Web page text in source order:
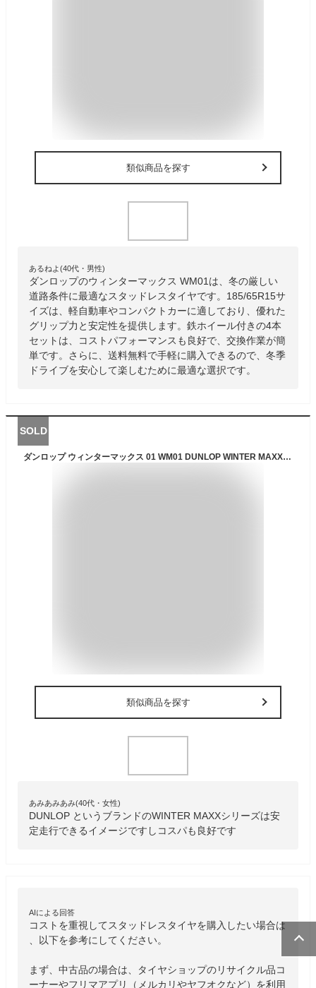
類似商品を探す
あるねよ(40代・男性)
ダンロップのウィンターマックス WM01は、冬の厳しい
道路条件に最適なスタッドレスタイヤです。185/65R15サ
イズは、軽自動車やコンパクトカーに適しており、優れた
グリップ力と安定性を提供します。鉄ホイール付きの4本
セットは、コストパフォーマンスも良好で、交換作業が簡
単です。さらに、送料無料で手軽に購入できるので、冬季
ドライブを安心して楽しむために最適な選択です。
SOLD
ダンロップ ウィンターマックス 01 WM01 DUNLOP WINTER MAXX 01 WM01 185/65R14 86Q 5Wスポークタイプ 1P 5.5Jx14 +45 4/100 シルバー(銀色)系 モビリオ モビリオ スパイク ラシーン カローラ スパシオ
類似商品を探す
あみあみあみ(40代・女性)
DUNLOP というブランドのWINTER MAXXシリーズは安
定走行できるイメージですしコスパも良好です
AIによる回答
コストを重視してスタッドレスタイヤを購入したい場合は
、以下を参考にしてください。
まず、中古品の場合は、タイヤショップのリサイクル品コ
ーナーやフリマアプリ（メルカリやヤフオクなど）を利用